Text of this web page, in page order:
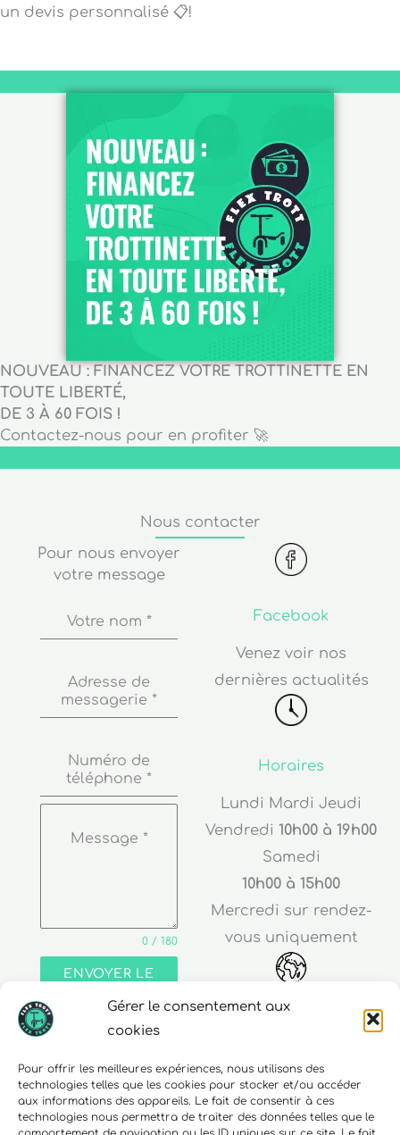
Gérer le consentement aux
cookies
Pour offrir les meilleures expériences, nous utilisons des
technologies telles que les cookies pour stocker et/ou accéder
aux informations des appareils. Le fait de consentir à ces
technologies nous permettra de traiter des données telles que le
un devis personnalisé 📋!
NOUVEAU : FINANCEZ VOTRE TROTTINETTE EN
TOUTE LIBERTÉ,
DE 3 À 60 FOIS !
Contactez-nous pour en profiter 🚀
Nous contacter
Pour nous envoyer
votre message
Votre nom *
Adresse de
messagerie *
Numéro de
téléphone *
Message *
0 / 180
ENVOYER LE
Facebook
Venez voir nos
dernières actualités
Horaires
Lundi Mardi Jeudi
Vendredi 10h00 à 19h00
Samedi
10h00 à 15h00
Mercredi sur rendez-
vous uniquement
30 rue Edouard Richard
68000 Colmar